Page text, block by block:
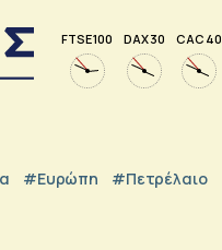
FTSE 100 DAX 30 CAC 40
#Ευρώπη #Πετρέλαιο